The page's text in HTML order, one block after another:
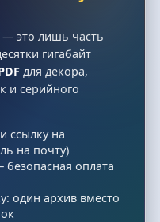
— это лишь часть
гигабайт
для декора,
и серийного
ссылку на
на почту)
оплата
один архив вместо